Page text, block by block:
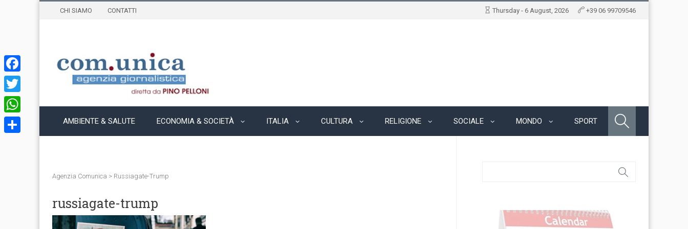
CHI SIAMO CONTATTI Thursday - 6 August, 2026 +39 06 99709546
AMBIENTE & SALUTE ECONOMIA & SOCIETÀ ITALIA CULTURA RELIGIONE SOCIALE MONDO SPORT
Agenzia Comunica > Russiagate-Trump
russiagate-trump
Facebook
Twitter
WhatsApp